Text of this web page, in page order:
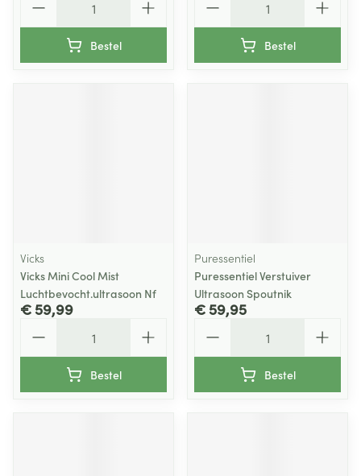
Bestel Bestel
Vicks
Vicks Mini Cool Mist
Luchtbevocht.ultrasoon Nf
€ 59,99
Bestel
Puressentiel
Puressentiel Verstuiver
Ultrasoon Spoutnik
€ 59,95
Bestel